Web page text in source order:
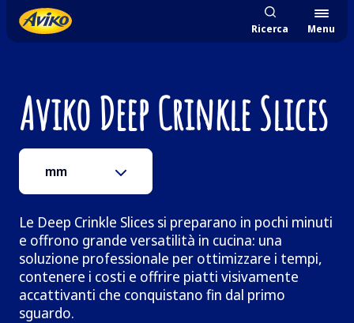
Ricerca Menu
Aviko Deep Crinkle Slices
mm
Le Deep Crinkle Slices si preparano in pochi minuti
e offrono grande versatilità in cucina: una
soluzione professionale per ottimizzare i tempi,
contenere i costi e offrire piatti visivamente
accattivanti che conquistano fin dal primo
sguardo.